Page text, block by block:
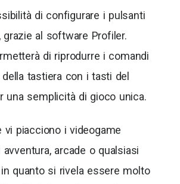
di configurare i pulsanti
grazie al software Profiler.
di riprodurre i comandi
tastiera con i tasti del
una semplicità di gioco unica.
vi piacciono i videogame
arcade o qualsiasi
quanto si rivela essere molto